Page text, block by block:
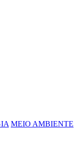
MEIO AMBIENTE